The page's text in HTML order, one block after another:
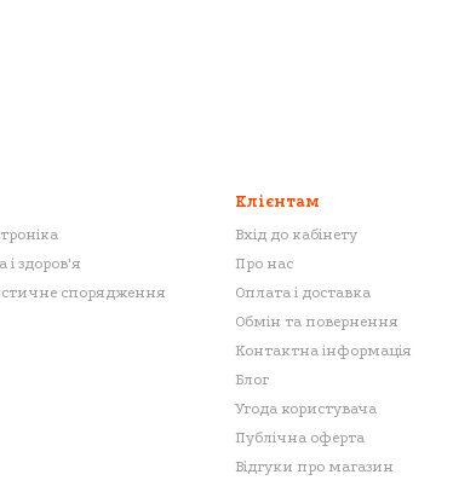
і здоров'я
спорядження
Клієнтам
Вхід до кабінету
Про нас
Оплата і доставка
Обмін та повернення
Контактна інформація
Блог
Угода користувача
Публічна оферта
Відгуки про магазин